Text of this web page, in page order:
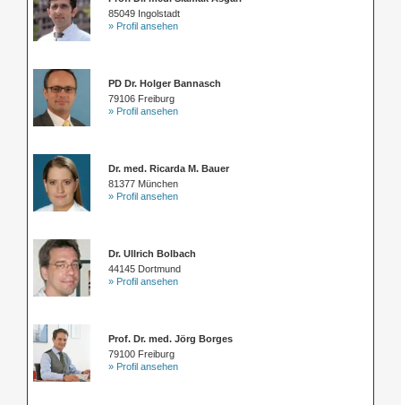
85049 Ingolstadt
» Profil ansehen
PD Dr. Holger Bannasch
79106 Freiburg
» Profil ansehen
Dr. med. Ricarda M. Bauer
81377 München
» Profil ansehen
Dr. Ullrich Bolbach
44145 Dortmund
» Profil ansehen
Prof. Dr. med. Jörg Borges
79100 Freiburg
» Profil ansehen